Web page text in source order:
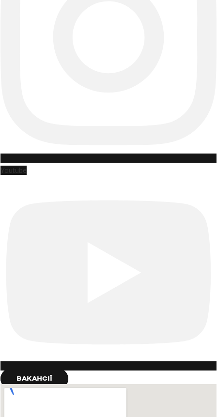
Youtube
ВАКАНСІЇ